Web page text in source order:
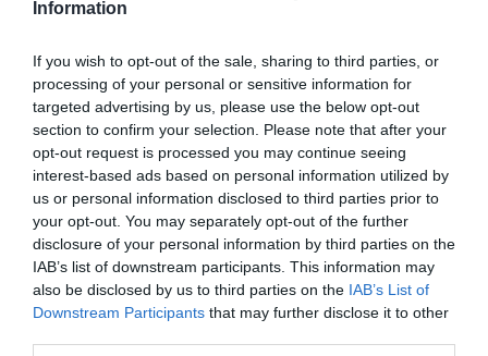
Information
If you wish to opt-out of the sale, sharing to third parties, or
processing of your personal or sensitive information for
targeted advertising by us, please use the below opt-out
section to confirm your selection. Please note that after your
opt-out request is processed you may continue seeing
interest-based ads based on personal information utilized by
us or personal information disclosed to third parties prior to
your opt-out. You may separately opt-out of the further
disclosure of your personal information by third parties on the
IAB’s list of downstream participants. This information may
also be disclosed by us to third parties on the IAB’s List of
Downstream Participants that may further disclose it to other
Κοντραρίστηκε με τα ήθη της εποχής όχι μόνο
μέσα από τον έρωτά της με έναν χωρικό, που
αψηφούσε τις ταξικές διαφορές, αλλά και με τον
καρπό του, ένα κορίτσι που γέννησε και
μεγάλωσε μόνη.
Είχα συναντήσει στα κτήματα ένα παλικάρι,
το οποίο συμπάθησα» εξηγεί στο ντοκιμαντέρ.
Η μητέρα της όμως της είπε ότι «δεν είναι της
σειράς μας. Και έγινε ατύχημα. Μία φορά πήγα